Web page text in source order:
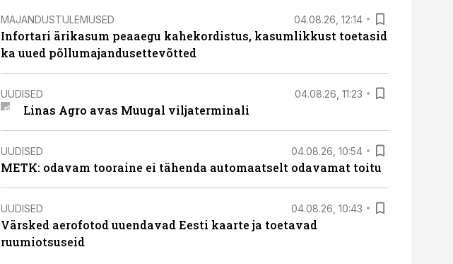
MAJANDUSTULEMUSED 04.08.26, 12:14
Infortari ärikasum peaaegu kahekordistus, kasumlikkust toetasid
ka uued põllumajandusettevõtted
UUDISED 04.08.26, 11:23
Linas Agro avas Muugal viljaterminali
UUDISED 04.08.26, 10:54
METK: odavam tooraine ei tähenda automaatselt odavamat toitu
UUDISED 04.08.26, 10:43
Värsked aerofotod uuendavad Eesti kaarte ja toetavad
ruumiotsuseid